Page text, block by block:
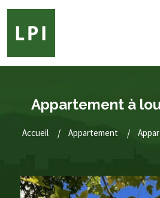
Appartement à
Accueil Appartement